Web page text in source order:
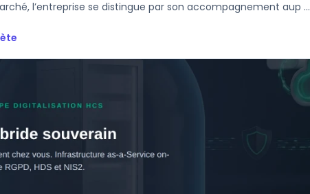
l’entreprise se distingue par son accompagnement aup ...